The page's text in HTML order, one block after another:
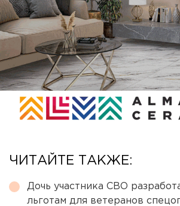
ЧИТАЙТЕ ТАКЖЕ:
Дочь участника СВО
льготам для ветеранов